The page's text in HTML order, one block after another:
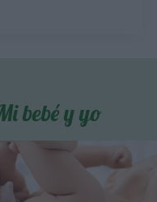
bebé y yo